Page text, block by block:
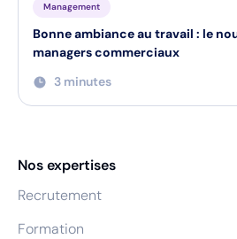
Management
Bonne ambiance au travail : le
managers commerciaux
3 minutes
Nos expertises
Recrutement
Formation